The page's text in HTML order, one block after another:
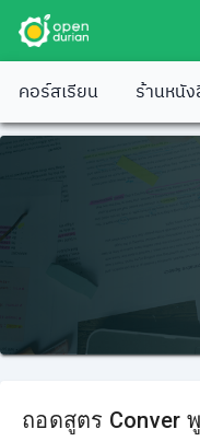
คอร์สเรียน ร้านหนั
ถอดสูตร Conver